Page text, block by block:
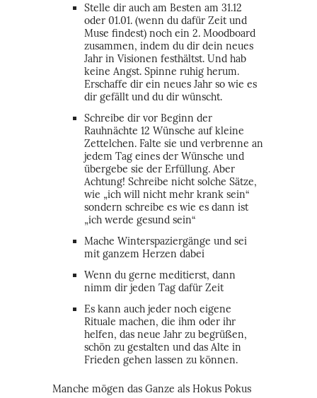
Stelle dir auch am Besten am 31.12
oder 01.01. (wenn du dafür Zeit und
Muse findest) noch ein 2. Moodboard
zusammen, indem du dir dein neues
Jahr in Visionen festhältst. Und hab
keine Angst. Spinne ruhig herum.
Erschaffe dir ein neues Jahr so wie es
dir gefällt und du dir wünscht.
Schreibe dir vor Beginn der
Rauhnächte 12 Wünsche auf kleine
Zettelchen. Falte sie und verbrenne an
jedem Tag eines der Wünsche und
übergebe sie der Erfüllung. Aber
Achtung! Schreibe nicht solche Sätze,
wie „ich will nicht mehr krank sein“
sondern schreibe es wie es dann ist
„ich werde gesund sein“
Mache Winterspaziergänge und sei
mit ganzem Herzen dabei
Wenn du gerne meditierst, dann
nimm dir jeden Tag dafür Zeit
Es kann auch jeder noch eigene
Rituale machen, die ihm oder ihr
helfen, das neue Jahr zu begrüßen,
schön zu gestalten und das Alte in
Frieden gehen lassen zu können.
Manche mögen das Ganze als Hokus Pokus